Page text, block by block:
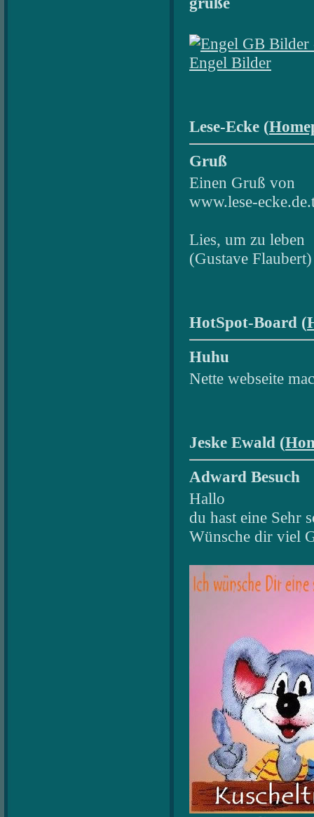
Engel Bilder
Lese-Ecke (
Gruß
Einen Gruß von
www.lese-
Lies, um zu leben
(Gustave Flaubert)
HotSpot-Board (
Huhu
Nette webseite
Jeske Ewald (
Adward Besuch
Hallo
du hast eine Sehr
Wünsche dir viel